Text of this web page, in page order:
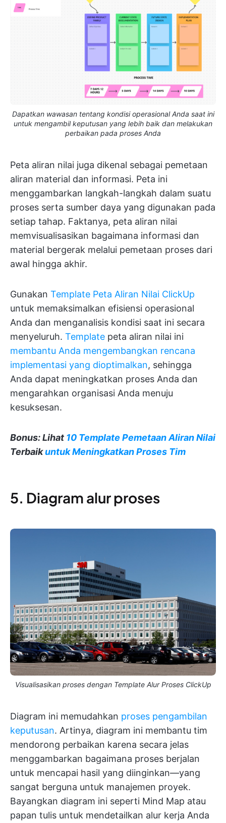
Dapatkan wawasan tentang kondisi operasional Anda saat ini
untuk mengambil keputusan yang lebih baik dan melakukan
perbaikan pada proses Anda
Peta aliran nilai juga dikenal sebagai pemetaan
aliran material dan informasi. Peta ini
menggambarkan langkah-langkah dalam suatu
proses serta sumber daya yang digunakan pada
setiap tahap. Faktanya, peta aliran nilai
memvisualisasikan bagaimana informasi dan
material bergerak melalui pemetaan proses dari
awal hingga akhir.
Gunakan Template Peta Aliran Nilai ClickUp
untuk memaksimalkan efisiensi operasional
Anda dan menganalisis kondisi saat ini secara
menyeluruh. Template peta aliran nilai ini
membantu Anda mengembangkan rencana
implementasi yang dioptimalkan, sehingga
Anda dapat meningkatkan proses Anda dan
mengarahkan organisasi Anda menuju
kesuksesan.
Bonus: Lihat 10 Template Pemetaan Aliran Nilai
Terbaikuntuk Meningkatkan Proses Tim
5. Diagram alur proses
Visualisasikan proses dengan Template Alur Proses ClickUp
Diagram ini memudahkan proses pengambilan
keputusan. Artinya, diagram ini membantu tim
mendorong perbaikan karena secara jelas
menggambarkan bagaimana proses berjalan
untuk mencapai hasil yang diinginkan—yang
sangat berguna untuk manajemen proyek.
Bayangkan diagram ini seperti Mind Map atau
papan tulis untuk mendetailkan alur kerja Anda